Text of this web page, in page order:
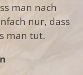
man nach
nur, dass
man tut.